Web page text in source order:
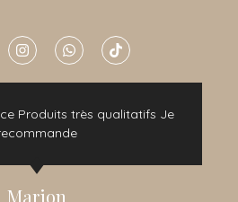
Produits très qualitatifs Je
Marion